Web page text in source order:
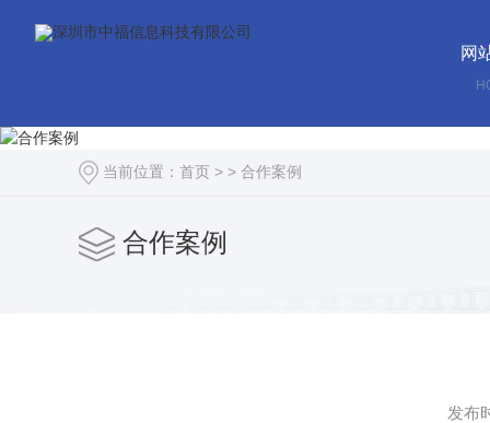
网
当前位置： 首页 > > 合作案例
合作案例
发布